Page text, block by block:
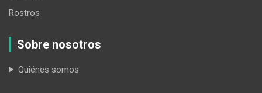
Rostros
Sobre nosotros
Quiénes somos